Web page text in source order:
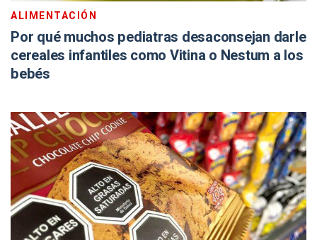
ALIMENTACIÓN
Por qué muchos pediatras desaconsejan darle
cereales infantiles como Vitina o Nestum a los
bebés